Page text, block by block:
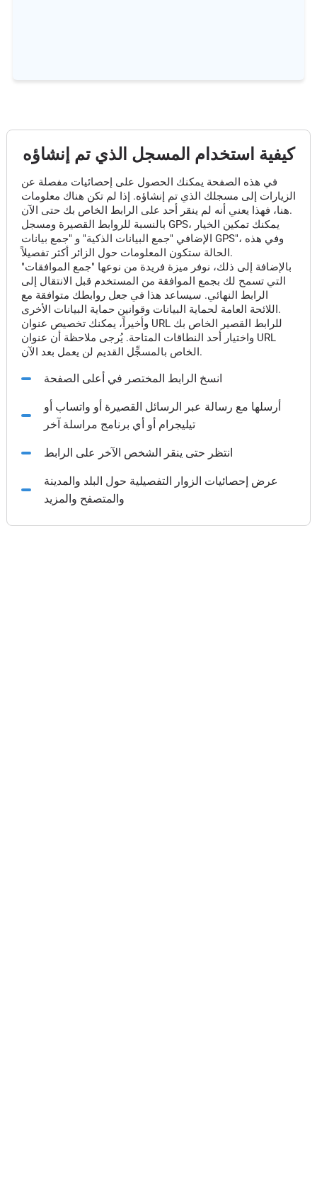
كيفية استخدام المسجل الذي تم إنشاؤه
في هذه الصفحة يمكنك الحصول على إحصائيات مفصلة عن
الزيارات إلى مسجلك الذي تم إنشاؤه. إذا لم تكن هناك معلومات
هنا، فهذا يعني أنه لم ينقر أحد على الرابط الخاص بك حتى الآن.
بالنسبة للروابط القصيرة ومسجل GPS، يمكنك تمكين الخيار
الإضافي "جمع البيانات الذكية" و "جمع بيانات GPS"، وفي هذه
الحالة ستكون المعلومات حول الزائر أكثر تفصيلاً.
بالإضافة إلى ذلك، نوفر ميزة فريدة من نوعها "جمع الموافقات"
التي تسمح لك بجمع الموافقة من المستخدم قبل الانتقال إلى
الرابط النهائي. سيساعد هذا في جعل روابطك متوافقة مع
اللائحة العامة لحماية البيانات وقوانين حماية البيانات الأخرى.
وأخيراً، يمكنك تخصيص عنوان URL للرابط القصير الخاص بك
واختيار أحد النطاقات المتاحة. يُرجى ملاحظة أن عنوان URL
الخاص بالمسجِّل القديم لن يعمل بعد الآن.
انسخ الرابط المختصر في أعلى الصفحة
أرسلها مع رسالة عبر الرسائل القصيرة أو واتساب أو
تيليجرام أو أي برنامج مراسلة آخر
انتظر حتى ينقر الشخص الآخر على الرابط
عرض إحصائيات الزوار التفصيلية حول البلد والمدينة
والمتصفح والمزيد